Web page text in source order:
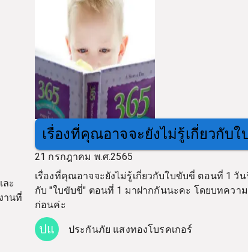
ะ
านที่
เรื่องที่คุณอาจจะยังไม่รู้เกี่ยวกับ
21 กรกฎาคม พ.ศ.2565
เรื่องที่คุณอาจจะยังไม่รู้เกี่ยวกับใบขับขี่ ตอนที่ 1 วัน
กับ "ใบขับขี่" ตอนที่ 1 มาฝากกันนะคะ โดยบทความ
ก่อนค่ะ
ปแ ประกันภัย แสงทองโบรคเกอร์